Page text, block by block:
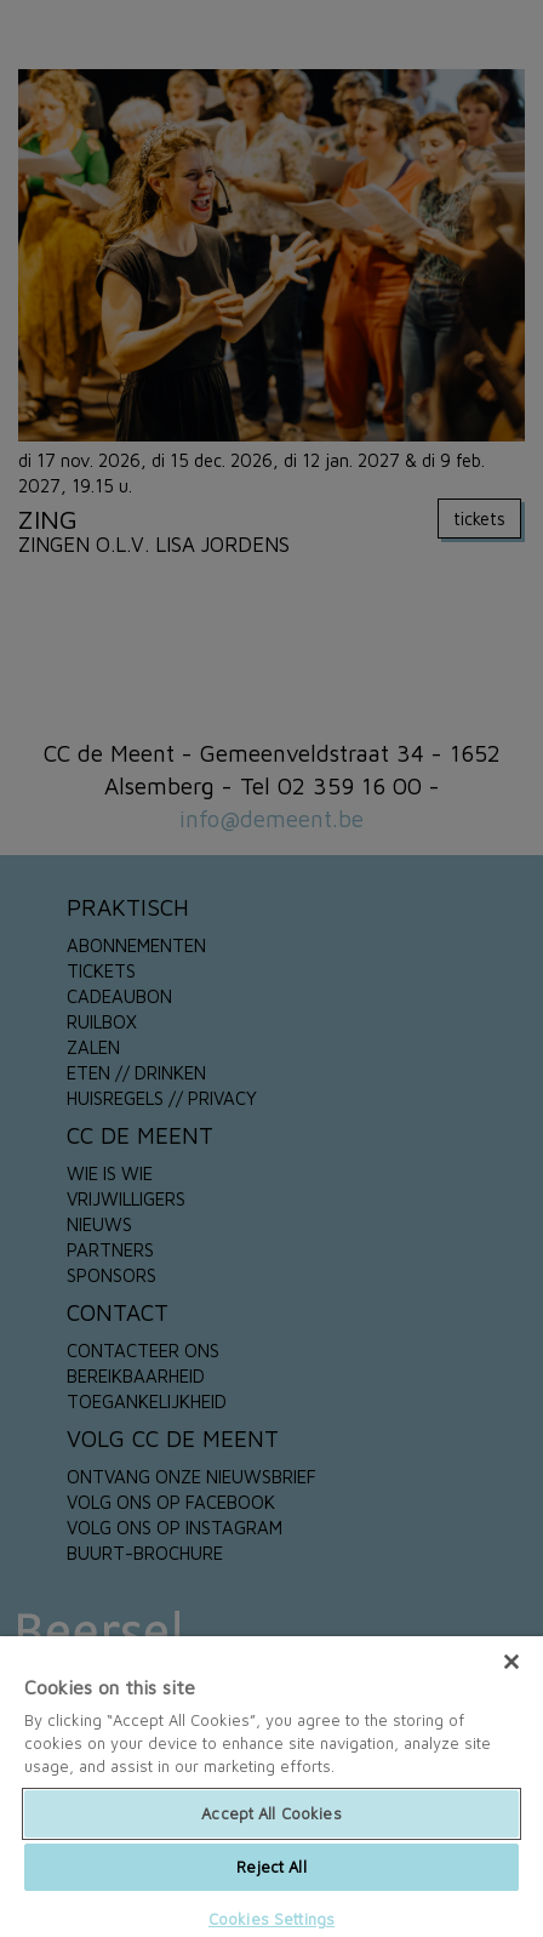
di 17 nov. 2026, di 15 dec. 2026, di 12 jan. 2027 & di 9 feb.
2027, 19.15 u.
tickets
ZING
ZINGEN O.L.V. LISA JORDENS
CC de Meent - Gemeenveldstraat 34 - 1652
Alsemberg - Tel 02 359 16 00 -
info@demeent.be
PRAKTISCH
ABONNEMENTEN
TICKETS
CADEAUBON
RUILBOX
ZALEN
ETEN // DRINKEN
HUISREGELS // PRIVACY
CC DE MEENT
WIE IS WIE
VRIJWILLIGERS
NIEUWS
PARTNERS
SPONSORS
CONTACT
CONTACTEER ONS
BEREIKBAARHEID
TOEGANKELIJKHEID
VOLG CC DE MEENT
ONTVANG ONZE NIEUWSBRIEF
VOLG ONS OP FACEBOOK
VOLG ONS OP INSTAGRAM
BUURT-BROCHURE
Algemene onderneming R. Onkelinx |Jan Debremaeker | Smulplezier
Optiek Van Vaerenberg
SPONSORS
Proxy Delhaize Buizingen|
Vaerenbergh |Algemene onderneming R. Onkelinx | Zorgbedrijf
Vlaanderen - Residenstiewoningen Arthur
Cookies on this site
By clicking “Accept All Cookies”, you agree to the storing of
cookies on your device to enhance site navigation, analyze site
usage, and assist in our marketing efforts.
Accept All Cookies
Reject All
Cookies Settings